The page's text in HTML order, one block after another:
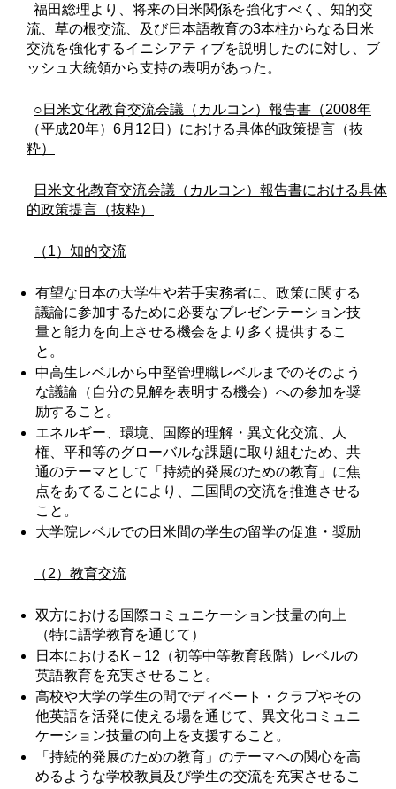
福田総理より、将来の日米関係を強化すべく、知的交
流、草の根交流、及び日本語教育の3本柱からなる日米
交流を強化するイニシアティブを説明したのに対し、ブ
ッシュ大統領から支持の表明があった。
○日米文化教育交流会議（カルコン）報告書（2008年
（平成20年）6月12日）における具体的政策提言（抜
粋）
日米文化教育交流会議（カルコン）報告書における具体
的政策提言（抜粋）
（1）知的交流
有望な日本の大学生や若手実務者に、政策に関する
議論に参加するために必要なプレゼンテーション技
量と能力を向上させる機会をより多く提供するこ
と。
中高生レベルから中堅管理職レベルまでのそのよう
な議論（自分の見解を表明する機会）への参加を奨
励すること。
エネルギー、環境、国際的理解・異文化交流、人
権、平和等のグローバルな課題に取り組むため、共
通のテーマとして「持続的発展のための教育」に焦
点をあてることにより、二国間の交流を推進させる
こと。
大学院レベルでの日米間の学生の留学の促進・奨励
（2）教育交流
双方における国際コミュニケーション技量の向上
（特に語学教育を通じて）
日本におけるK－12（初等中等教育段階）レベルの
英語教育を充実させること。
高校や大学の学生の間でディベート・クラブやその
他英語を活発に使える場を通じて、異文化コミュニ
ケーション技量の向上を支援すること。
「持続的発展のための教育」のテーマへの関心を高
めるような学校教員及び学生の交流を充実させるこ